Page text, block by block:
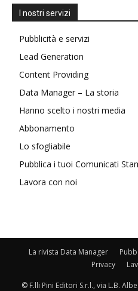
I nostri servizi
Pubblicità e servizi
Lead Generation
Content Providing
Data Manager – La storia
Hanno scelto i nostri media
Abbonamento
Lo sfogliabile
Pubblica i tuoi Comunicati
Lavora con noi
La rivista Data Manager
Privacy
© F.lli Pini Editori S.r.l., via L.B.